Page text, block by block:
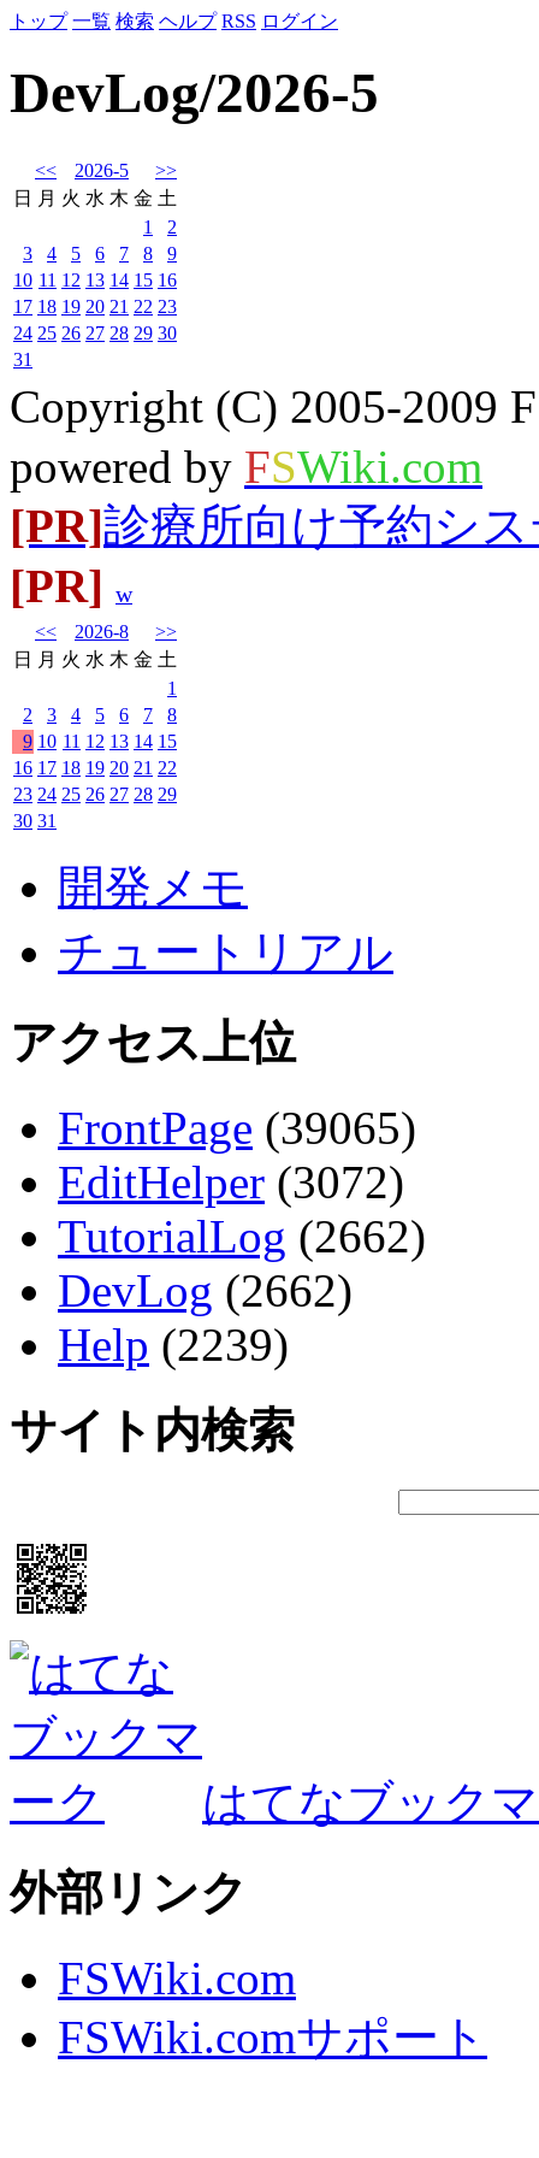
トップ 一覧 検索 ヘルプ RSS ログイン
DevLog/2026-5
<< 2026-5
>>
日
月 火 水 木 金 土
1
2
3
4 5 6 7 8
9
10 11 12 13 14 15 16
17 18 19 20 21 22 23
24 25 26 27 28 29 30
31
Copyright (C) 2005-2009
powered by FSWiki.com
[PR]診療所向け予約シ
[PR] w
<< 2026-8
>>
日
月 火 水 木 金 土
1
2
3 4 5 6 7
8
9 10 11 12 13 14 15
16 17 18 19 20 21 22
23 24 25 26 27 28 29
30 31
開発メモ
チュートリアル
アクセス上位
FrontPage (39065)
EditHelper (3072)
TutorialLog (2662)
DevLog (2662)
Help (2239)
サイト内検索
はてなブック
外部リンク
FSWiki.com
FSWiki.comサポート